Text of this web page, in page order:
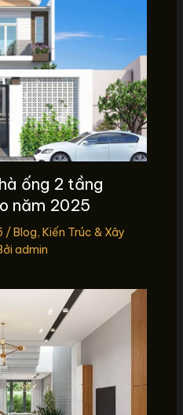
ống 2 tầng
năm 2025
/Blog, Kiến Trúc & Xây
admin